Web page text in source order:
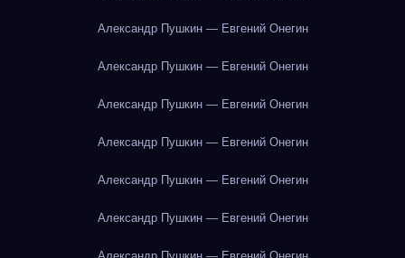
Александр Пушкин — Евгений Онегин
Александр Пушкин — Евгений Онегин
Александр Пушкин — Евгений Онегин
Александр Пушкин — Евгений Онегин
Александр Пушкин — Евгений Онегин
Александр Пушкин — Евгений Онегин